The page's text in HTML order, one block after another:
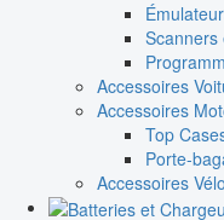
Scanners
Accessoires
Accessoires
Top
Porte-
Accessoires Vélo